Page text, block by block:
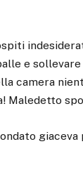
e
camera
Maledetto